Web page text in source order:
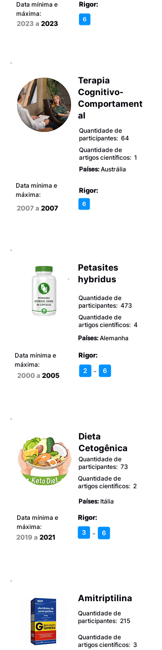
Data mínima e
máxima:
2023 a 2023
Rigor:
Terapia
Cognitivo-
Comportament
al
Quantidade de
participantes: 64
Quantidade de
artigos científicos: 1
Países: Austrália
Data mínima e
máxima:
2007 a 2007
Rigor:
Petasites
hybridus
Quantidade de
participantes: 473
Quantidade de
artigos científicos: 4
Países: Alemanha
Data mínima e
máxima:
2000 a 2005
Rigor:
-
Dieta
Cetogênica
Quantidade de
participantes: 73
Quantidade de
artigos científicos: 2
Países: Itália
Data mínima e
máxima:
2019 a 2021
Rigor:
-
Amitriptilina
Quantidade de
participantes: 215
Quantidade de
artigos científicos: 3